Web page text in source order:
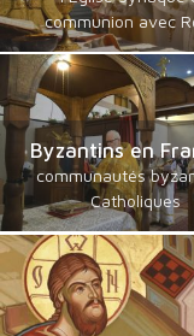
communion avec
Byzantins en
communautés
Catholiques